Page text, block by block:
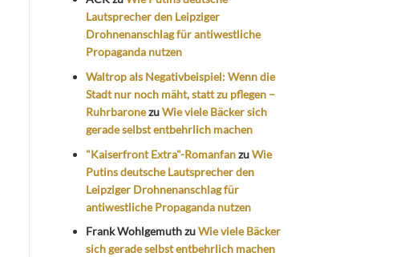
Lautsprecher den Leipziger
Drohnenanschlag für antiwestliche
Propaganda nutzen
Waltrop als Negativbeispiel: Wenn die
Stadt nur noch mäht, statt zu pflegen –
RuhrbaronezuWie viele Bäcker sich
gerade selbst entbehrlich machen
"Kaiserfront Extra"-RomanfanzuWie
Putins deutsche Lautsprecher den
Leipziger Drohnenanschlag für
antiwestliche Propaganda nutzen
Frank WohlgemuthzuWie viele Bäcker
sich gerade selbst entbehrlich machen